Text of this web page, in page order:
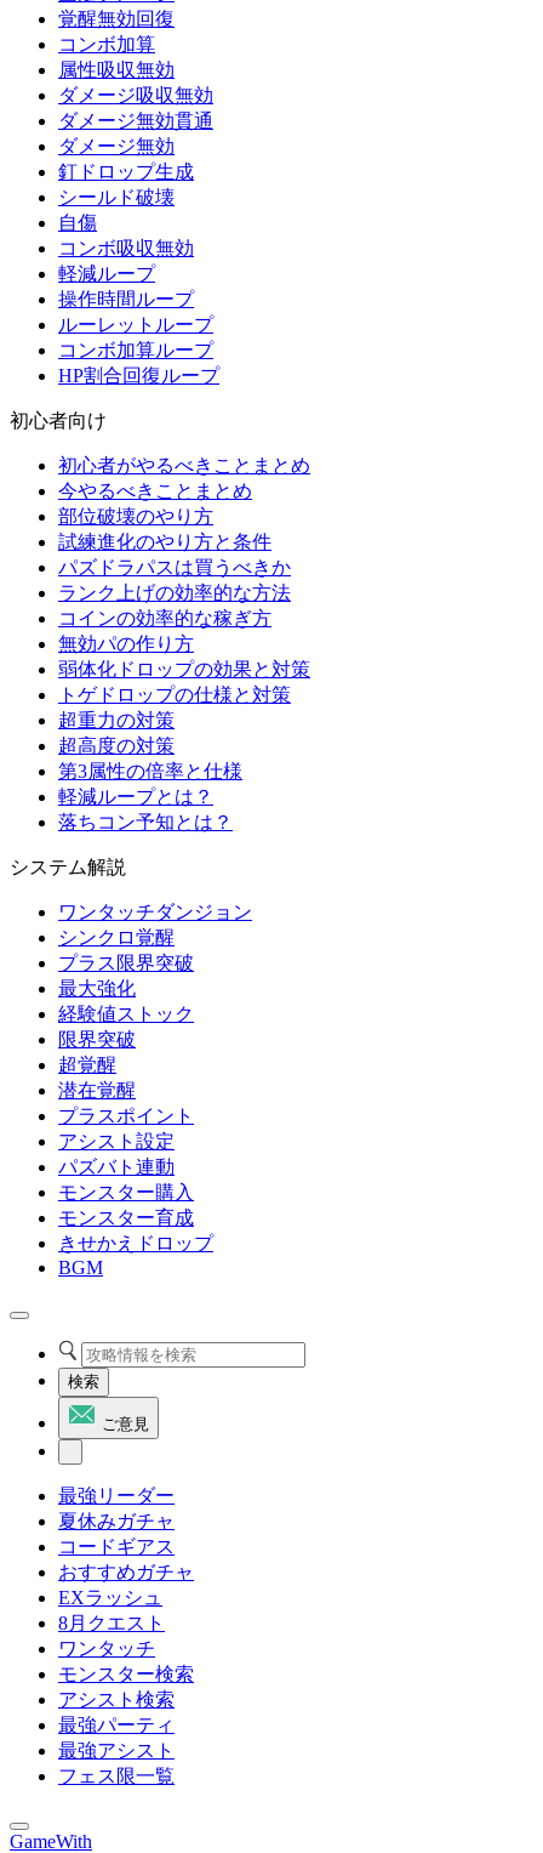
覚醒無効回復
コンボ加算
属性吸収無効
ダメージ吸収無効
ダメージ無効貫通
ダメージ無効
釘ドロップ生成
シールド破壊
自傷
コンボ吸収無効
軽減ループ
操作時間ループ
ルーレットループ
コンボ加算ループ
HP割合回復ループ
初心者向け
初心者がやるべきことまとめ
今やるべきことまとめ
部位破壊のやり方
試練進化のやり方と条件
パズドラパスは買うべきか
ランク上げの効率的な方法
コインの効率的な稼ぎ方
無効パの作り方
弱体化ドロップの効果と対策
トゲドロップの仕様と対策
超重力の対策
超高度の対策
第3属性の倍率と仕様
軽減ループとは？
落ちコン予知とは？
システム解説
ワンタッチダンジョン
シンクロ覚醒
プラス限界突破
最大強化
経験値ストック
限界突破
超覚醒
潜在覚醒
プラスポイント
アシスト設定
パズバト連動
モンスター購入
モンスター育成
きせかえドロップ
BGM
検索
ご意見
最強リーダー
夏休みガチャ
コードギアス
おすすめガチャ
EXラッシュ
8月クエスト
ワンタッチ
モンスター検索
アシスト検索
最強パーティ
最強アシスト
フェス限一覧
GameWith